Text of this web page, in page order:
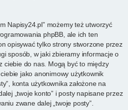
Napisy24.pl” możemy też utworzyć
phpBB, ale ich ten
opisywać tylko strony stworzone przez
sposób, w jaki zbieramy informacje o
ciebie do nas. Mogą być to między
jako anonimowy użytkownik
konta użytkownika założone na
„twoje konto” i posty napisane przez
zwane dalej „twoje posty”.